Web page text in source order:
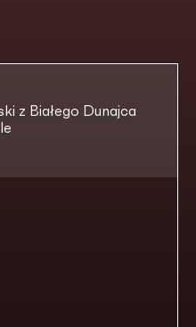
z Białego Dunajca